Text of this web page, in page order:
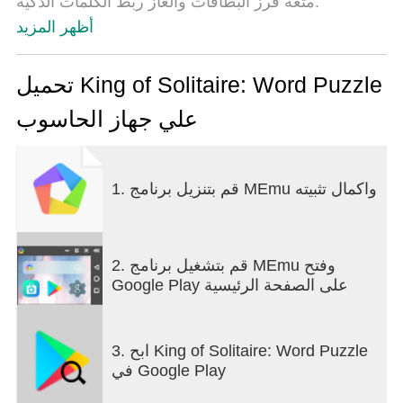
سواء كنت من محبي ألعاب السوليتير، أو ألغاز الكلمات،
الكلمات هي خيارك الأمثل للعب. فرز بطاقات الكلمات
في الفئات الصحيحة، وخطط لكل حركة، وأفرغ اللوحة
أظهر المزيد
تحميل King of Solitaire: Word Puzzle
علي جهاز الحاسوب
1. قم بتنزيل برنامج MEmu واكمال تثبيته
2. قم بتشغيل برنامج MEmu وفتح
Google Play على الصفحة الرئيسية
3. ابح King of Solitaire: Word Puzzle
في Google Play